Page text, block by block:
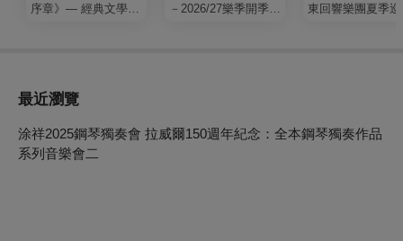
序章》— 經典文學清
－2026/27樂季開季音
東回響樂團夏季巡
最近瀏覽
涂祥2025鋼琴獨奏會 拉威爾150週年紀念：全本鋼琴獨奏作品
系列音樂會二